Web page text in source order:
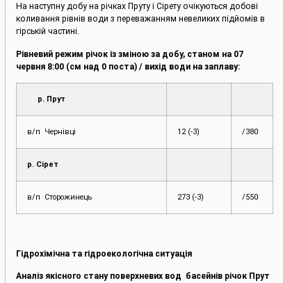
На наступну добу на річках Пруту і Сірету очікуються добові
коливання рівнів води з переважанням невеликих підйомів в
гірській частині.
Рівневий режим річок із зміною за добу, станом на 07
червня 8:00 (см над 0 поста) / вихід води на заплаву:
р. Прут
в/п Чернівці 12 (-3) /380
р. Сірет
в/п Сторожинець 273 (-3) /550
Гідрохімічна та гідроекологічна ситуація
Аналіз якісного стану поверхневих вод басейнів річок Прут